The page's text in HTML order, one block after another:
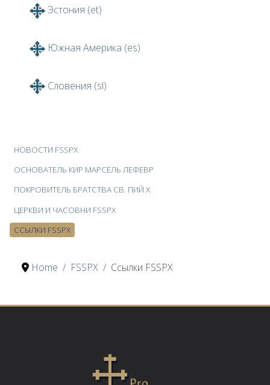
НОВОСТИ FSSPX
ОСНОВАТЕЛЬ КИР МАРСЕЛЬ ЛЕФЕВР
ПОКРОВИТЕЛЬ БРАТСТВА СВ. ПИЙ Х
ЦЕРКВИ И ЧАСОВНИ FSSPX
ССЫЛКИ FSSPX
Эстония (et)
Южная Америка (es)
Словения (sl)
Home FSSPX Ссылки FSSPX